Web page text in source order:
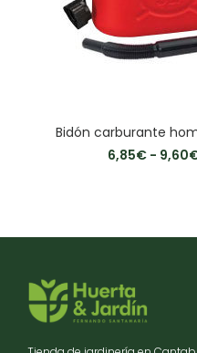
Bidón carburante
6,85€ - 9,60